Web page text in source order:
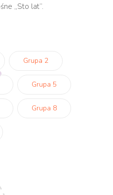
„Sto lat”.
Grupa 2
Grupa 5
Grupa 8